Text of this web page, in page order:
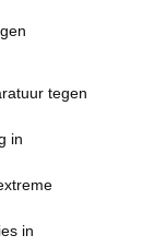
tegen
in
in